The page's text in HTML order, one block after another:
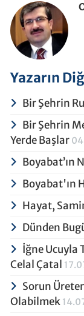
Yazarın
Bir Şehrin
Bir Şehrin
Yerde Başlar
Boyabat’ın
Boyabat'ın
Hayat,
Dünden
İğne Ucuyla
Celal Çatal
Sorun
Olabilmek